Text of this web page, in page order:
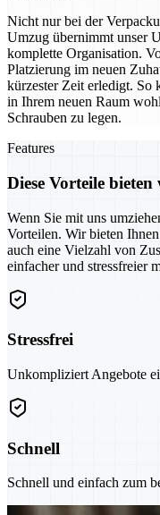
Nicht nur bei der
Umzug übernimmt unser
komplette Organisation.
Platzierung im neuen
kürzester Zeit erledigt. So
in Ihrem neuen Raum
Schrauben zu legen.
Features
Diese Vorteile
Wenn Sie mit uns
Vorteilen. Wir bieten
auch eine Vielzahl von
einfacher und stressfreier
Stressfrei
Unkompliziert Angebote
Schnell
Schnell und einfach zum